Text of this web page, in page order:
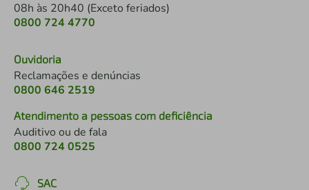
08h às 20h40 (Exceto feriados)
0800 724 4770
Ouvidoria
Reclamações e denúncias
0800 646 2519
Atendimento a pessoas com deficiência
Auditivo ou de fala
0800 724 0525
SAC